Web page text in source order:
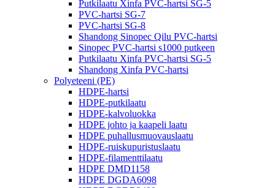
Putkilaatu Xinfa PVC-hartsi SG-5
PVC-hartsi SG-7
PVC-hartsi SG-8
Shandong Sinopec Qilu PVC-hartsi
Sinopec PVC-hartsi s1000 putkeen
Putkilaatu Xinfa PVC-hartsi SG-5
Shandong Xinfa PVC-hartsi
Polyeteeni (PE)
HDPE-hartsi
HDPE-putkilaatu
HDPE-kalvoluokka
HDPE johto ja kaapeli laatu
HDPE puhallusmuovauslaatu
HDPE-ruiskupuristuslaatu
HDPE-filamenttilaatu
HDPE DMD1158
HDPE DGDA6098